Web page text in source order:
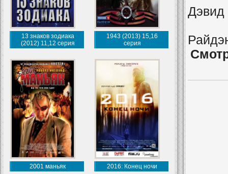
13 знаков зодиака
(2012) 11,12 серия
1943 (2013) 15,16
серия
2001 маньяк 2016: Конец ночи